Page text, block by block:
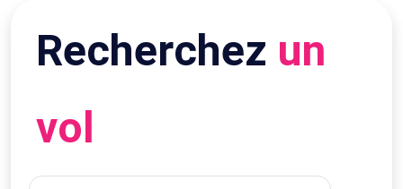
Recherchez un
vol